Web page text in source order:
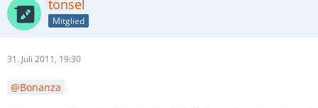
tonsel
Mitglied
31. Juli 2011, 19:30
Bonanza